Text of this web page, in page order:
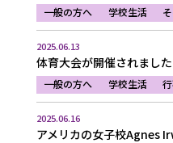
一般の方へ 学校生活
2025.06.13
体育大会が開催されました
一般の方へ 学校生活
2025.06.16
アメリカの女子校Agnes